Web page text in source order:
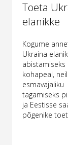
Toeta
elanikke
Kogume
Ukraina
abistamiseks
kohapeal,
esmavajaliku
tagamiseks
ja Eestisse
põgenike